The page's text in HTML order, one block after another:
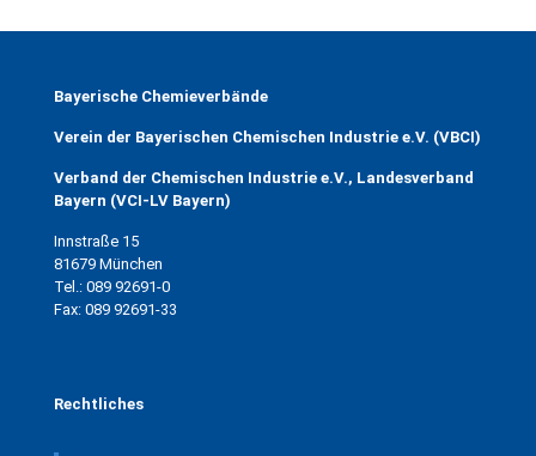
Bayerische Chemieverbände
Verein der Bayerischen Chemischen Industrie e.V. (VBCI)
Verband der Chemischen Industrie e.V., Landesverband
Bayern (VCI-LV Bayern)
Innstraße 15
81679 München
Tel.: 089 92691-0
Fax: 089 92691-33
Rechtliches